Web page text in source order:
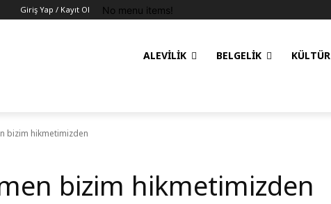
Giriş Yap / Kayıt Ol No menu items!
ALEVILIK BELGELIK KÜLTÜR
bizim hikmetimizden
bizim hikmetimizden